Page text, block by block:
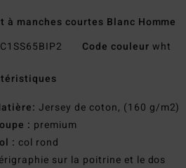
à manches courtes Blanc Homme
C1SS65BIP2 Code couleur wht
Jersey de coton, (160 g/m2)
: premium
: col rond
sur la poitrine et le dos